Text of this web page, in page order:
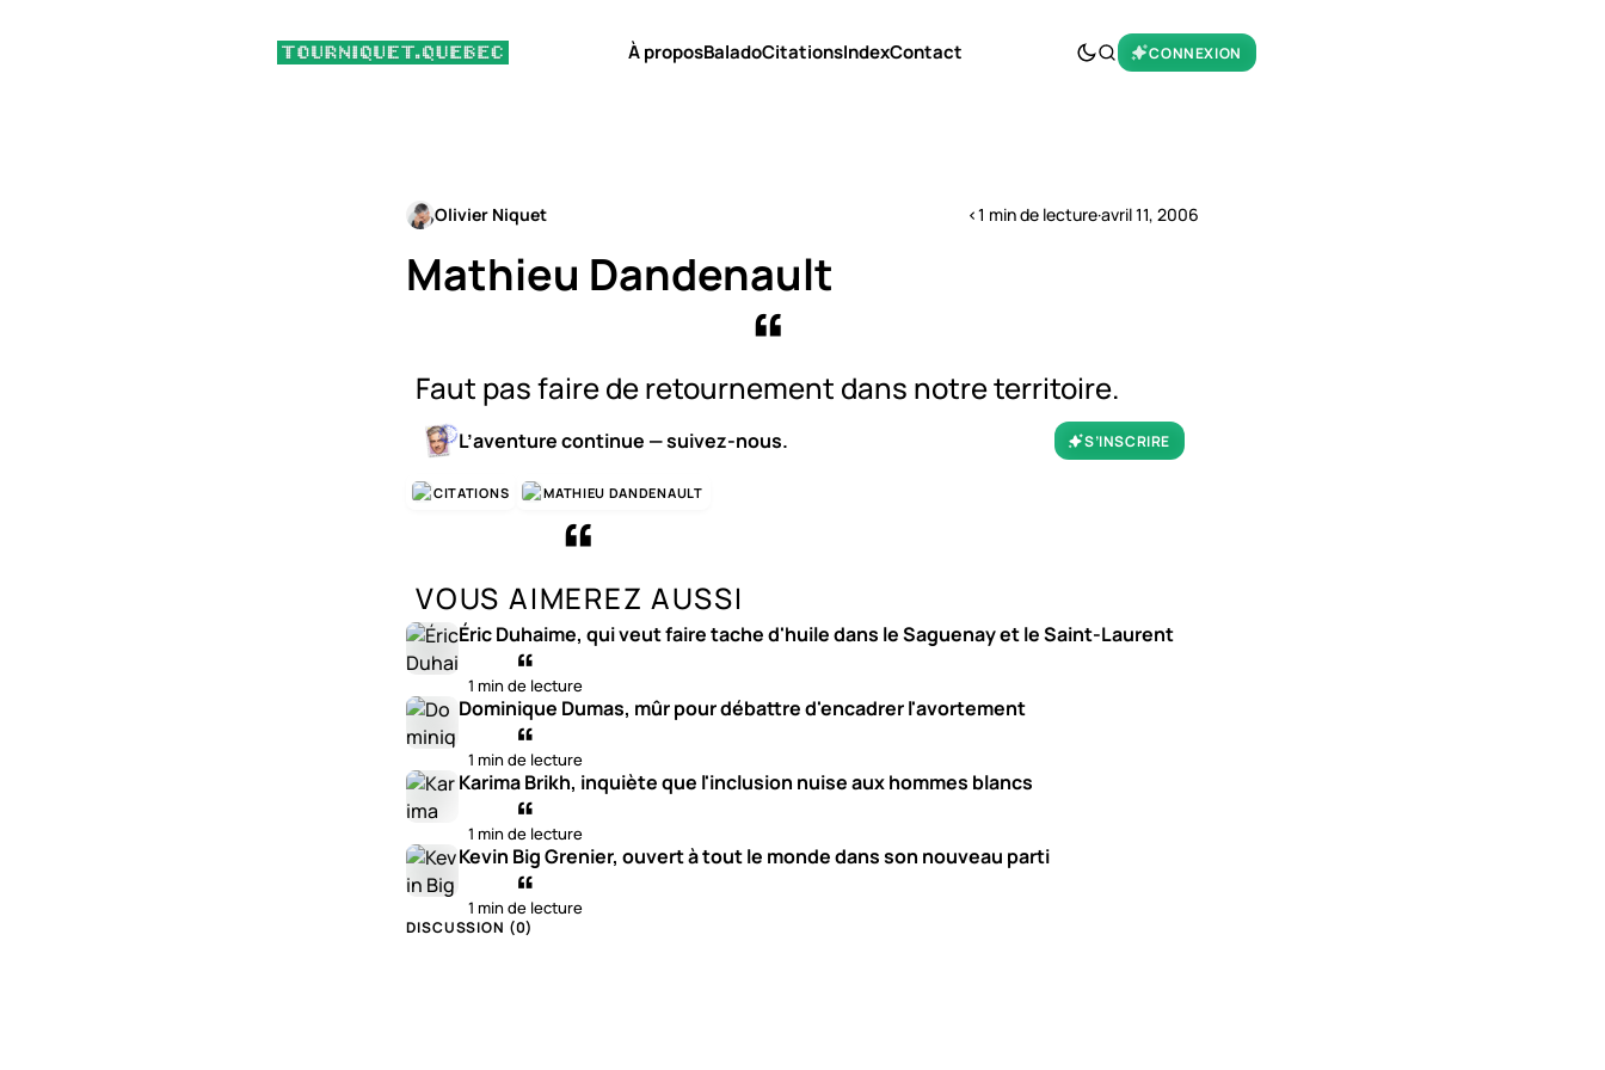
À proposBaladoCitationsIndexContact CONNEXION
Olivier Niquet <1 min de lecture·avril 11, 2006
Mathieu Dandenault
Faut pas faire de retournement dans notre territoire.
L’aventure continue — suivez-nous. S’INSCRIRE
CITATIONS MATHIEU DANDENAULT
VOUS AIMEREZ AUSSI
Éric Duhaime, qui veut faire tache d'huile dans le Saguenay et le Saint-Laurent
1 min de lecture
Dominique Dumas, mûr pour débattre d'encadrer l'avortement
1 min de lecture
Karima Brikh, inquiète que l'inclusion nuise aux hommes blancs
1 min de lecture
Kevin Big Grenier, ouvert à tout le monde dans son nouveau parti
1 min de lecture
DISCUSSION (0)